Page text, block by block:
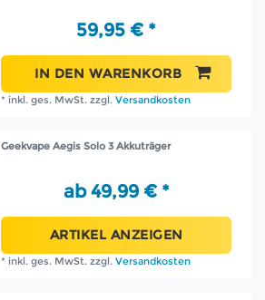
59,95 € *
IN DEN WARENKORB
* inkl. ges. MwSt. zzgl.Versandkosten
Geekvape Aegis Solo 3 Akkuträger
ab 49,99 € *
ARTIKEL ANZEIGEN
* inkl. ges. MwSt. zzgl.Versandkosten